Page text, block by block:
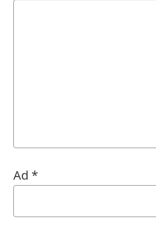
Ad *